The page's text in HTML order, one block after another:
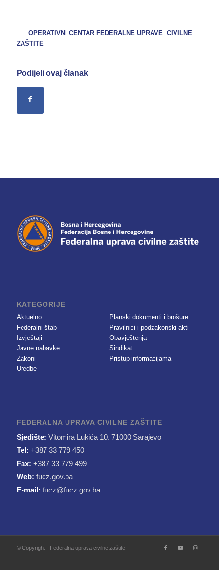
OPERATIVNI CENTAR FEDERALNE UPRAVE CIVILNE
ZAŠTITE
Podijeli ovaj članak
KATEGORIJE
Aktuelno
Federalni štab
Izvještaji
Javne nabavke
Zakoni
Uredbe
Planski dokumenti i brošure
Pravilnici i podzakonski akti
Obavještenja
Sindikat
Pristup informacijama
FEDERALNA UPRAVA CIVILNE ZAŠTITE
Sjedište: Vitomira Lukića 10, 71000 Sarajevo
Tel: +387 33 779 450
Fax: +387 33 779 499
Web: fucz.gov.ba
E-mail: fucz@fucz.gov.ba
© Copyright - Federalna uprava civilne zaštite